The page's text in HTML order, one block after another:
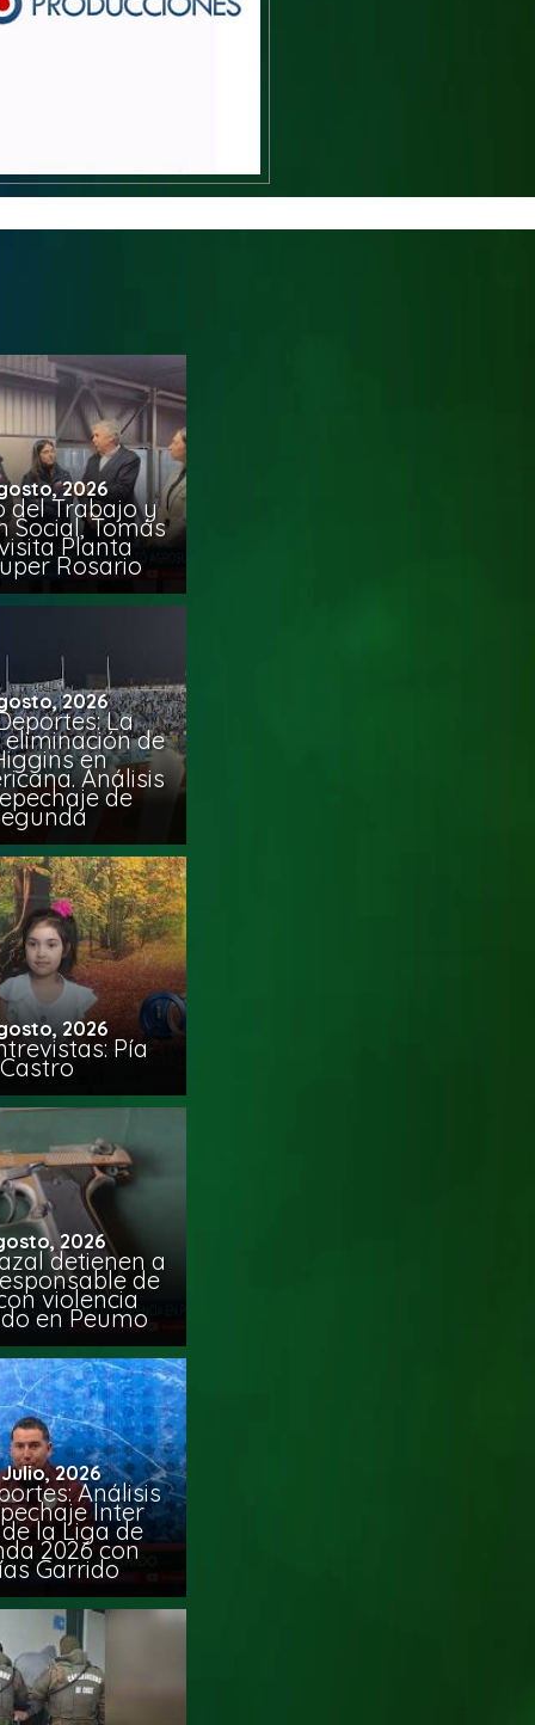
2026
del Trabajo y
Social, Tomás
Planta
Rosario
2026
La
de
en
Análisis
de
2026
Pía
Castro
2026
detienen a
de
violencia
en Peumo
2026
Análisis
Inter
la Liga de
2026 con
Garrido